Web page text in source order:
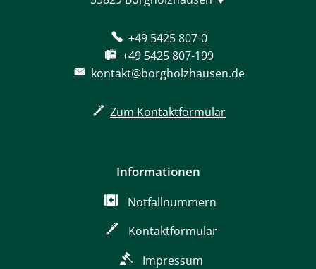
+49 5425 807-0
+49 5425 807-199
kontakt@borgholzhausen.de
Zum Kontaktformular
Informationen
Notfallnummern
Kontaktformular
Impressum